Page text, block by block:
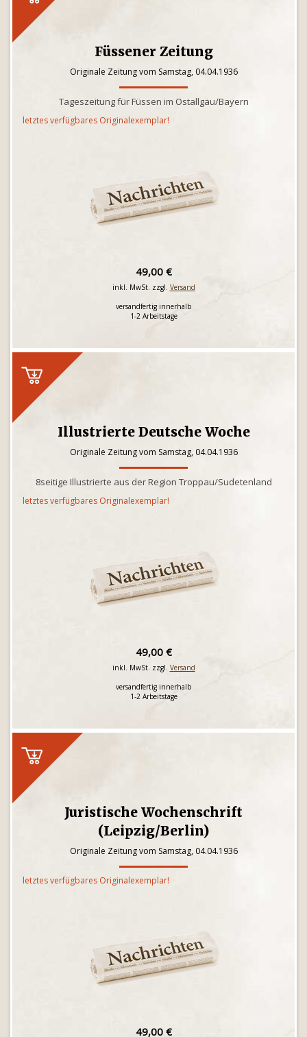
Füssener Zeitung
Originale Zeitung vom Samstag, 04.04.1936
Tageszeitung für Füssen im Ostallgäu/Bayern
letztes verfügbares Originalexemplar!
49,00 €
inkl. MwSt. zzgl. Versand
versandfertig innerhalb
1-2 Arbeitstage
Illustrierte Deutsche Woche
Originale Zeitung vom Samstag, 04.04.1936
8seitige Illustrierte aus der Region Troppau/Sudetenland
letztes verfügbares Originalexemplar!
49,00 €
inkl. MwSt. zzgl. Versand
versandfertig innerhalb
1-2 Arbeitstage
Juristische Wochenschrift
(Leipzig/Berlin)
Originale Zeitung vom Samstag, 04.04.1936
letztes verfügbares Originalexemplar!
49,00 €